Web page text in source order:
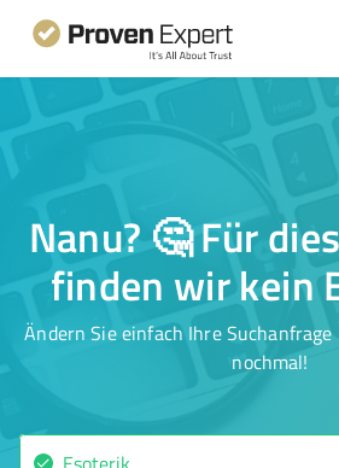
Nanu? 🤔 Für
finden wir kein
Ändern Sie einfach Ihre
nochmal!